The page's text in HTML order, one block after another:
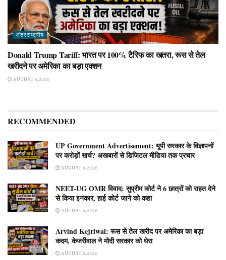
अंतरराष्ट्रीय
Donald Trump Tariff: भारत पर 100% टैरिफ का खतरा, रूस से तेल
खरीदने पर अमेरिका का बड़ा एक्शन
AUGUST 8, 2026
RECOMMENDED
UP Government Advertisement: यूपी सरकार के विज्ञापनों
पर करोड़ों खर्च? अखबारों से डिजिटल मीडिया तक प्रचार
AUGUST 8, 2026
NEET-UG OMR विवाद: सुप्रीम कोर्ट ने 6 छात्रों को राहत देने
से किया इनकार, हाई कोर्ट जाने को कहा
AUGUST 8, 2026
Arvind Kejriwal: रूस से तेल खरीद पर अमेरिका का बड़ा
कदम, केजरीवाल ने मोदी सरकार को घेरा
AUGUST 8, 2026